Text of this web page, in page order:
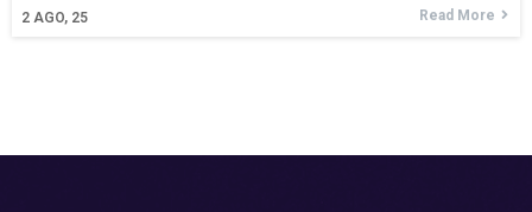
2 AGO, 25 Read More